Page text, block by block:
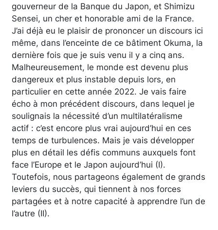
gouverneur de la Banque du Japon, et Shimizu
Sensei, un cher et honorable ami de la France.
J’ai déjà eu le plaisir de prononcer un discours ici
même, dans l’enceinte de ce bâtiment Okuma, la
dernière fois que je suis venu il y a cinq ans.
Malheureusement, le monde est devenu plus
dangereux et plus instable depuis lors, en
particulier en cette année 2022. Je vais faire
écho à mon précédent discours, dans lequel je
soulignais la nécessité d’un multilatéralisme
actif : c’est encore plus vrai aujourd’hui en ces
temps de turbulences. Mais je vais développer
plus en détail les défis communs auxquels font
face l’Europe et le Japon aujourd’hui (I).
Toutefois, nous partageons également de grands
leviers du succès, qui tiennent à nos forces
partagées et à notre capacité à apprendre l’un de
l’autre (II).